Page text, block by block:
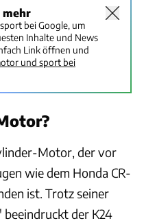
mehr
bei Google, um
Inhalte und News
Link öffnen und
und sport bei
Motor, der vor
wie dem Honda CR-
ist. Trotz seiner
der K24